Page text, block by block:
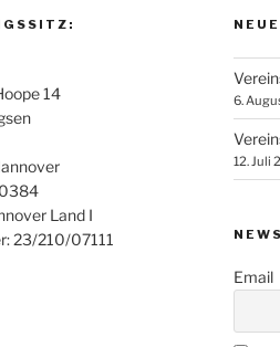
14
Land I
23/210/07111
6.
12. Juli
Email